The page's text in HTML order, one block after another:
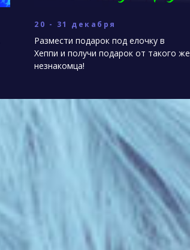
20 - 31 декабря
Размести подарок под елочку в
Хеппи и получи подарок от такого же
незнакомца!